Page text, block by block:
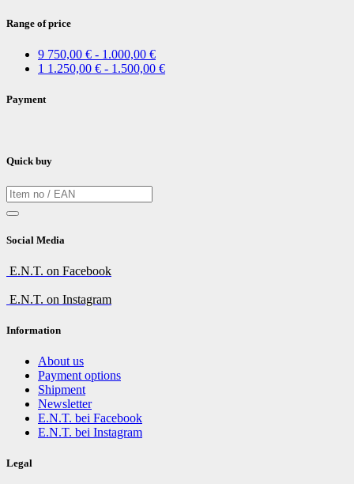
Range of price
9 750,00 € - 1.000,00 €
1 1.250,00 € - 1.500,00 €
Payment
Quick buy
Social Media
E.N.T. on Facebook
E.N.T. on Instagram
Information
About us
Payment options
Shipment
Newsletter
E.N.T. bei Facebook
E.N.T. bei Instagram
Legal